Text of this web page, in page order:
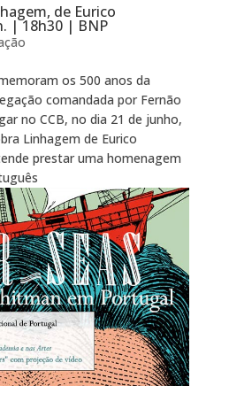
de Eurico
| 18h30 | BNP
os 500 anos da
comandada por Fernão
no CCB, no dia 21 de junho,
Linhagem de Eurico
prestar uma homenagem